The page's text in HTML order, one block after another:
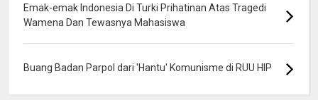
Emak-emak Indonesia Di Turki Prihatinan Atas Tragedi
Wamena Dan Tewasnya Mahasiswa
Buang Badan Parpol dari 'Hantu' Komunisme di RUU HIP